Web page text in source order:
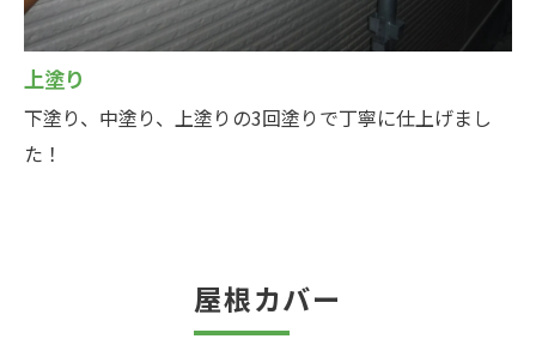
上塗り
下塗り、中塗り、上塗りの3回塗りで丁寧に仕上げまし
た！
屋根カバー